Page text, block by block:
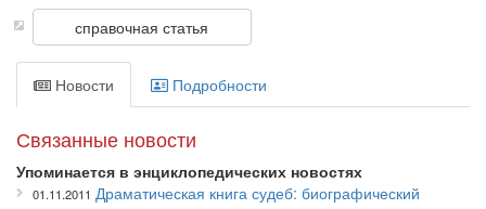
справочная статья
Новости Подробности
Связанные новости
Упоминается в энциклопедических новостях
01.11.2011 Драматическая книга судеб: биографический